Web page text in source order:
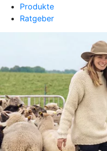
Produkte
Ratgeber